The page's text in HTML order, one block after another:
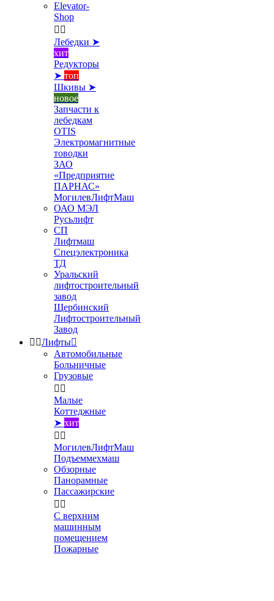
Elevator-
Shop
 
Лебедки ➤
хит
Редукторы
➤ топ
Шкивы ➤
новое
Запчасти к
лебедкам
OTIS
Электромагнитные
товодки
ЗАО
«Предприятие
ПАРНАС»
МогилевЛифтМаш
ОАО МЭЛ
Русьлифт
СП
Лифтмаш
Спецэлектроника
ТД
Уральский
лифтостроительный
завод
Щербинский
Лифтостроительный
Завод
 Лифты
Автомобильные
Больничные
Грузовые
 
Малые
Коттеджные
➤ хит
 
МогилевЛифтМаш
Подъеммехмаш
Обзорные
Панорамные
Пассажирские
 
С верхним
машинным
помещением
Пожарные